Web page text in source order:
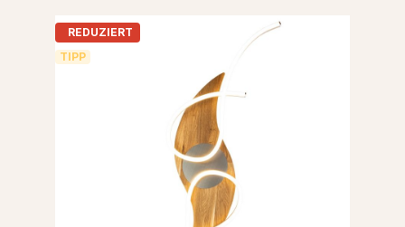
REDUZIERT
TIPP